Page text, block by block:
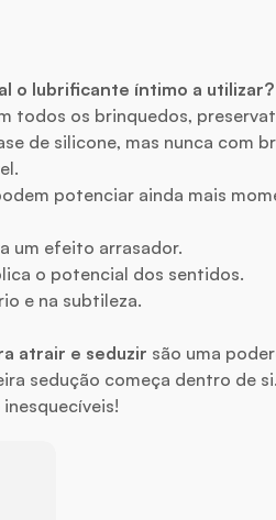
o lubrificante íntimo a utilizar?
os brinquedos,
de silicone, mas nunca com
potenciar ainda mais
um efeito arrasador.
o potencial dos sentidos.
e na subtileza.
atrair e seduzir são uma
sedução começa dentro de